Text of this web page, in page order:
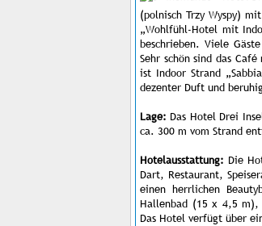
(polnisch Trzy Wyspy)
„Wohlfühl-Hotel mit
beschrieben. Viele
Sehr schön sind das
ist Indoor Strand
dezenter Duft und
Lage: Das Hotel Drei
ca. 300 m vom Strand
Hotelausstattung: Die
Dart, Restaurant,
einen herrlichen
Hallenbad (15 x 4,5 m),
Das Hotel verfügt über